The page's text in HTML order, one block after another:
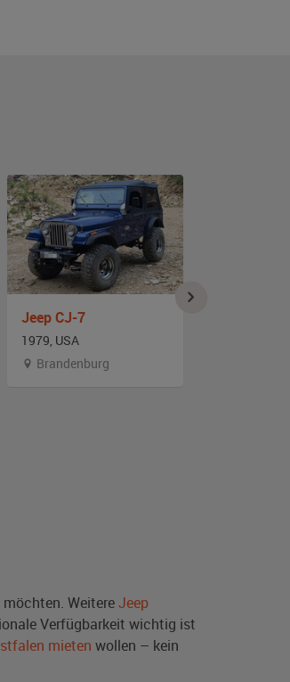
Jeep CJ-7
1979, USA
Brandenburg
WeitereJeep
Verfügbarkeit wichtig ist
mieten wollen – kein